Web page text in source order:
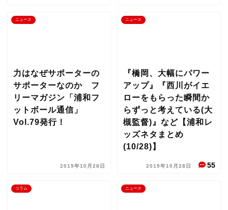
ニュース
力はなぜサポーターの
サポーターなのか フ
リーマガジン「浦和フ
ットボール通信」
Vol.79発行！
2019年10月28日
ニュース
『橋岡、大幅にパワー
アップ』『西川がイエ
ローをもらった瞬間か
らずっと考えている(大
槻監督)』など【浦和レ
ッズネタまとめ
(10/28)】
2019年10月28日 55
コラム ニュース